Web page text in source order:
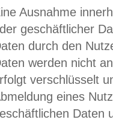
Ausnahme
geschäftlicher
durch den
werden nicht
verschlüsselt
eines
Daten